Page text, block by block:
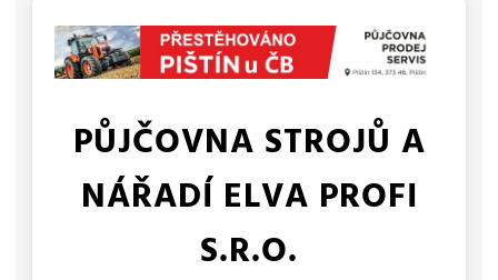
PŮJČOVNA STROJŮ A
NÁŘADÍ ELVA PROFI
S.R.O.